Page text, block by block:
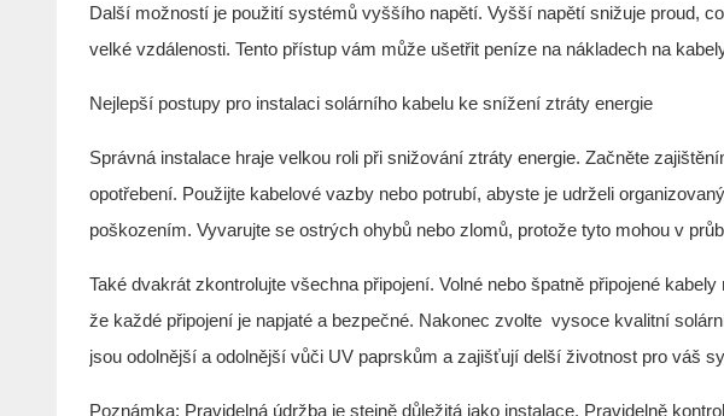
Další možností je použití systémů vyššího napětí. Vyšší napětí snižuje proud,
velké vzdálenosti. Tento přístup vám může ušetřit peníze na nákladech na
Nejlepší postupy pro instalaci solárního kabelu ke snížení ztráty energie
Správná instalace hraje velkou roli při snižování ztráty energie. Začněte
opotřebení. Použijte kabelové vazby nebo potrubí, abyste je udrželi
poškozením. Vyvarujte se ostrých ohybů nebo zlomů, protože tyto mohou v
Také dvakrát zkontrolujte všechna připojení. Volné nebo špatně připojené
že každé připojení je napjaté a bezpečné. Nakonec zvolte vysoce kvalitní
jsou odolnější a odolnější vůči UV paprskům a zajišťují delší životnost pro váš
Poznámka: Pravidelná údržba je stejně důležitá jako instalace. Pravidelně